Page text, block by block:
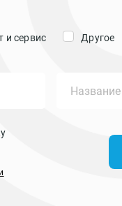
и сервис Другое